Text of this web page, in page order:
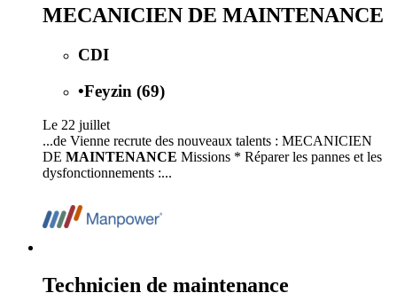
MECANICIEN DE MAINTENANCE
CDI
•Feyzin (69)
Le 22 juillet
...de Vienne recrute des nouveaux talents : MECANICIEN
DE MAINTENANCE Missions * Réparer les pannes et les
dysfonctionnements :...
Technicien de maintenance